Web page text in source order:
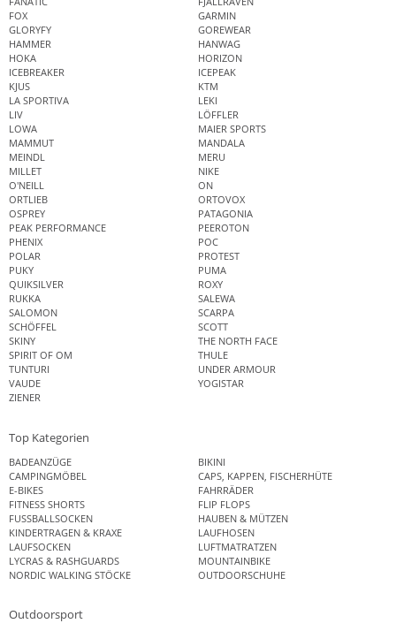
FOX
GARMIN
GLORYFY
GOREWEAR
HAMMER
HANWAG
HOKA
HORIZON
ICEBREAKER
ICEPEAK
KJUS
KTM
LA SPORTIVA
LEKI
LIV
LÖFFLER
LOWA
MAIER SPORTS
MAMMUT
MANDALA
MEINDL
MERU
MILLET
NIKE
O'NEILL
ON
ORTLIEB
ORTOVOX
OSPREY
PATAGONIA
PEAK PERFORMANCE
PEEROTON
PHENIX
POC
POLAR
PROTEST
PUKY
PUMA
QUIKSILVER
ROXY
RUKKA
SALEWA
SALOMON
SCARPA
SCHÖFFEL
SCOTT
SKINY
THE NORTH FACE
SPIRIT OF OM
THULE
TUNTURI
UNDER ARMOUR
VAUDE
YOGISTAR
ZIENER
Top Kategorien
BADEANZÜGE
BIKINI
CAMPINGMÖBEL
CAPS, KAPPEN, FISCHERHÜTE
E-BIKES
FAHRRÄDER
FITNESS SHORTS
FLIP FLOPS
FUSSBALLSOCKEN
HAUBEN & MÜTZEN
KINDERTRAGEN & KRAXE
LAUFHOSEN
LAUFSOCKEN
LUFTMATRATZEN
LYCRAS & RASHGUARDS
MOUNTAINBIKE
NORDIC WALKING STÖCKE
OUTDOORSCHUHE
Outdoorsport